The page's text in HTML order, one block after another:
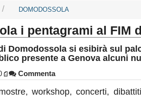
DOMODOSSOLA
i pentagrami al FIM
Domodossola si esibirà sul
presente a Genova alcuni
Commenta
workshop, concerti,